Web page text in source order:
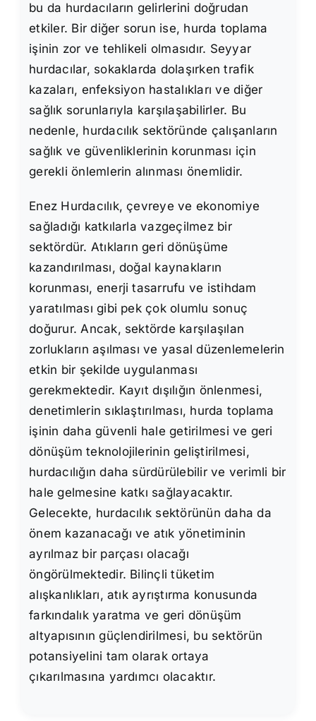
bu da hurdacıların gelirlerini doğrudan
etkiler. Bir diğer sorun ise, hurda toplama
işinin zor ve tehlikeli olmasıdır. Seyyar
hurdacılar, sokaklarda dolaşırken trafik
kazaları, enfeksiyon hastalıkları ve diğer
sağlık sorunlarıyla karşılaşabilirler. Bu
nedenle, hurdacılık sektöründe çalışanların
sağlık ve güvenliklerinin korunması için
gerekli önlemlerin alınması önemlidir.
Enez Hurdacılık, çevreye ve ekonomiye
sağladığı katkılarla vazgeçilmez bir
sektördür. Atıkların geri dönüşüme
kazandırılması, doğal kaynakların
korunması, enerji tasarrufu ve istihdam
yaratılması gibi pek çok olumlu sonuç
doğurur. Ancak, sektörde karşılaşılan
zorlukların aşılması ve yasal düzenlemelerin
etkin bir şekilde uygulanması
gerekmektedir. Kayıt dışılığın önlenmesi,
denetimlerin sıklaştırılması, hurda toplama
işinin daha güvenli hale getirilmesi ve geri
dönüşüm teknolojilerinin geliştirilmesi,
hurdacılığın daha sürdürülebilir ve verimli bir
hale gelmesine katkı sağlayacaktır.
Gelecekte, hurdacılık sektörünün daha da
önem kazanacağı ve atık yönetiminin
ayrılmaz bir parçası olacağı
öngörülmektedir. Bilinçli tüketim
alışkanlıkları, atık ayrıştırma konusunda
farkındalık yaratma ve geri dönüşüm
altyapısının güçlendirilmesi, bu sektörün
potansiyelini tam olarak ortaya
çıkarılmasına yardımcı olacaktır.